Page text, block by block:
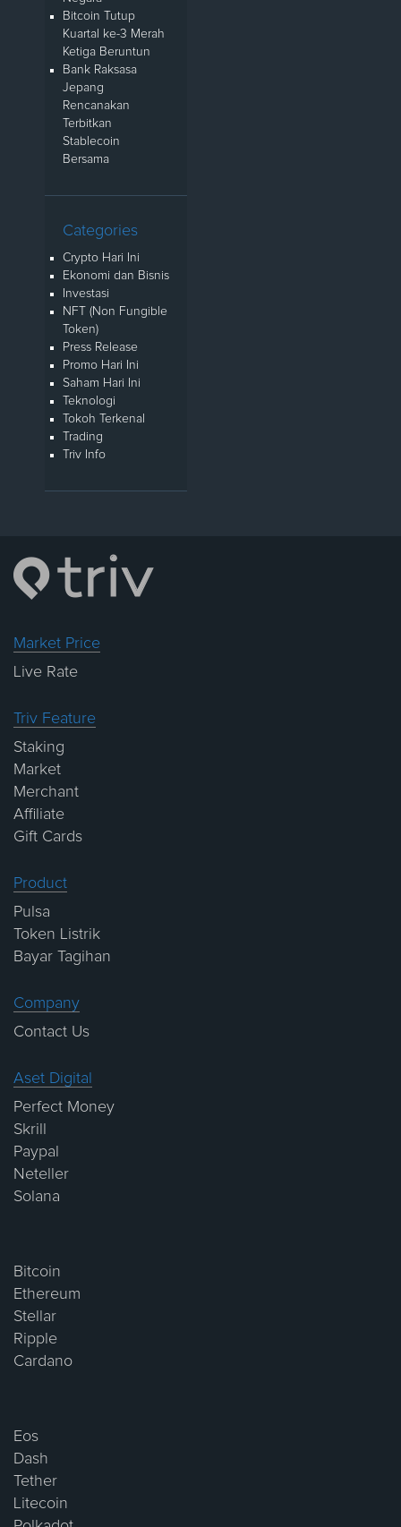
Bitcoin Tutup
Kuartal ke-3 Merah
Ketiga Beruntun
Bank Raksasa
Jepang
Rencanakan
Terbitkan
Stablecoin
Bersama
Categories
Crypto Hari Ini
Ekonomi dan Bisnis
Investasi
NFT (Non Fungible
Token)
Press Release
Promo Hari Ini
Saham Hari Ini
Teknologi
Tokoh Terkenal
Trading
Triv Info
Market Price
Live Rate
Triv Feature
Staking
Market
Merchant
Affiliate
Gift Cards
Product
Pulsa
Token Listrik
Bayar Tagihan
Company
Contact Us
Aset Digital
Perfect Money
Skrill
Paypal
Neteller
Solana
Bitcoin
Ethereum
Stellar
Ripple
Cardano
Eos
Dash
Tether
Litecoin